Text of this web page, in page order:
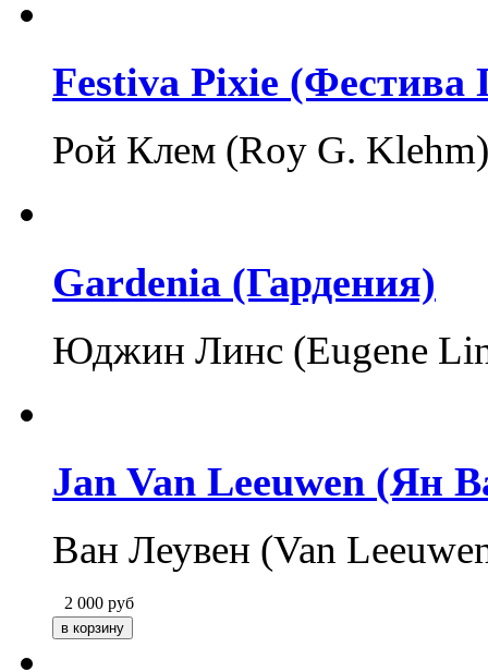
Festiva Pixie (Фестива
Рой Клем (Roy G.
Gardenia (Гардения)
Юджин Линс (Eugene
Jan Van Leeuwen (Ян
Ван Леувен (Van
2 000 руб